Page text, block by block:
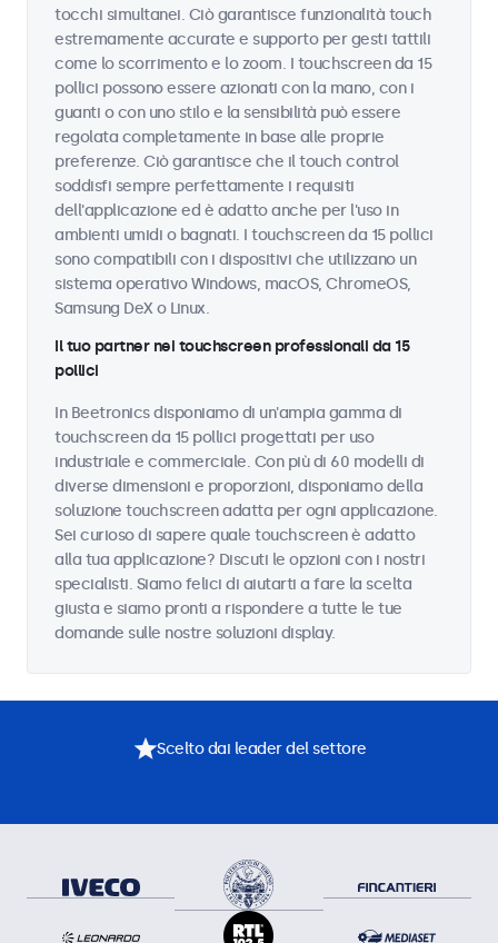
tocchi simultanei. Ciò garantisce funzionalità touch
estremamente accurate e supporto per gesti tattili
come lo scorrimento e lo zoom. I touchscreen da 15
pollici possono essere azionati con la mano, con i
guanti o con uno stilo e la sensibilità può essere
regolata completamente in base alle proprie
preferenze. Ciò garantisce che il touch control
soddisfi sempre perfettamente i requisiti
dell'applicazione ed è adatto anche per l'uso in
ambienti umidi o bagnati. I touchscreen da 15 pollici
sono compatibili con i dispositivi che utilizzano un
sistema operativo Windows, macOS, ChromeOS,
Samsung DeX o Linux.
Il tuo partner nei touchscreen professionali da 15
pollici
In Beetronics disponiamo di un'ampia gamma di
touchscreen da 15 pollici progettati per uso
industriale e commerciale. Con più di 60 modelli di
diverse dimensioni e proporzioni, disponiamo della
soluzione touchscreen adatta per ogni applicazione.
Sei curioso di sapere quale touchscreen è adatto
alla tua applicazione? Discuti le opzioni con i nostri
specialisti. Siamo felici di aiutarti a fare la scelta
giusta e siamo pronti a rispondere a tutte le tue
domande sulle nostre soluzioni display.
Scelto dai leader del settore